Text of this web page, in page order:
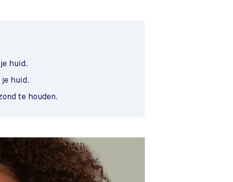
huid.
huid.
te houden.